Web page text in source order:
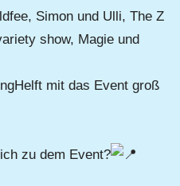
Simon und Ulli, The Z
show, Magie und
mit das Event groß
zu dem Event?